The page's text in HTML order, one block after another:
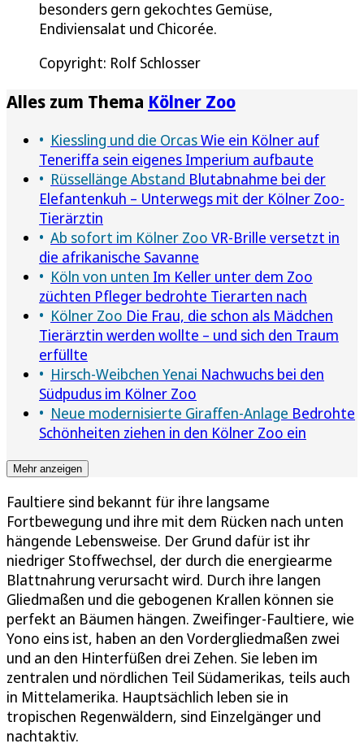
besonders gern gekochtes Gemüse,
Endiviensalat und Chicorée.
Copyright: Rolf Schlosser
Alles zum Thema Kölner Zoo
Kiessling und die OrcasWie ein Kölner auf
Teneriffa sein eigenes Imperium aufbaute
Rüssellänge Abstand Blutabnahme bei der
Elefantenkuh – Unterwegs mit der Kölner Zoo-
Tierärztin
Ab sofort im Kölner Zoo VR-Brille versetzt in
die afrikanische Savanne
Köln von unten Im Keller unter dem Zoo
züchten Pfleger bedrohte Tierarten nach
Kölner Zoo Die Frau, die schon als Mädchen
Tierärztin werden wollte – und sich den Traum
erfüllte
Hirsch-Weibchen Yenai Nachwuchs bei den
Südpudus im Kölner Zoo
Neue modernisierte Giraffen-Anlage Bedrohte
Schönheiten ziehen in den Kölner Zoo ein
Mehr anzeigen
Faultiere sind bekannt für ihre langsame
Fortbewegung und ihre mit dem Rücken nach unten
hängende Lebensweise. Der Grund dafür ist ihr
niedriger Stoffwechsel, der durch die energiearme
Blattnahrung verursacht wird. Durch ihre langen
Gliedmaßen und die gebogenen Krallen können sie
perfekt an Bäumen hängen. Zweifinger-Faultiere, wie
Yono eins ist, haben an den Vordergliedmaßen zwei
und an den Hinterfüßen drei Zehen. Sie leben im
zentralen und nördlichen Teil Südamerikas, teils auch
in Mittelamerika. Hauptsächlich leben sie in
tropischen Regenwäldern, sind Einzelgänger und
nachtaktiv.